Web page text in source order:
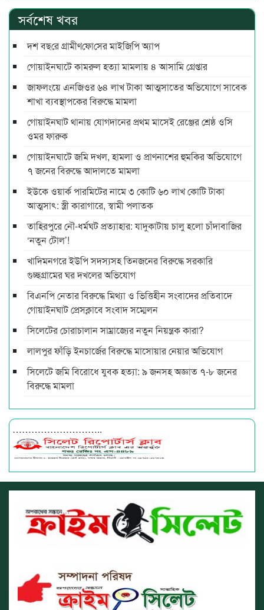
সর্বশেষ খবর
দশ বছ‌রে গ্রামীণ‌ফো‌সের মাইজিপি অ্যাপ
গোয়াইনঘাটে কামরুল হত্যা মামলায় ৪ আসামি গ্রেপ্তার
জাফলংয়ে এনজিওর ৬৪ লাখ টাকা আত্মসাতের অভিযোগে সাবেক
শাখা ব্যবস্থাপকের বিরুদ্ধে মামলা
গোয়াইনঘাট থানায় যোগদানের প্রথম মাসেই রেঞ্জের শ্রেষ্ঠ ওসি
ওমর ফারুক
গোয়াইনঘাটে জমি দখল, হামলা ও প্রাণনাশের হুমকির অভিযোগে
৭ জনের বিরুদ্ধে আদালতে মামলা
ইউকে ওয়ার্ক পারমিটের নামে ৩ কোটি ৬০ লাখ কোটি টাকা
আত্মসাৎ: স্ত্রী কারাগারে, স্বামী পলাতক
তাহিরপুরে নৌ-ধর্মঘট প্রত্যাহার: যাদুকাটায় চালু হলো চাঁদাবাজির
‘নতুন টোল’!
খাদিমনগরে ইউপি সদস্যসহ তিনজনের বিরুদ্ধে সরকারি
গুচ্ছগ্রামের ঘর দখলের অভিযোগ
বিএনপি নেতার বিরুদ্ধে মিথ্যা ও ভিত্তিহীন সংবাদের প্রতিবাদে
গোয়াইনঘাট প্রেসক্লাবে সংবাদ সম্মেলন
সিলেটের চোরাচালান সাম্রাজ্যের নতুন নিয়ন্ত্রক কারা?
লালপুর ফাঁড়ি ইনচার্জের বিরুদ্ধে মাসোয়ার নেয়ার অভিযোগ
সিলেটে জমি বিরোধে যুবক হত্যা: ৯ জনসহ অজ্ঞাত ৭-৮ জনের
বিরুদ্ধে মামলা
………………………..